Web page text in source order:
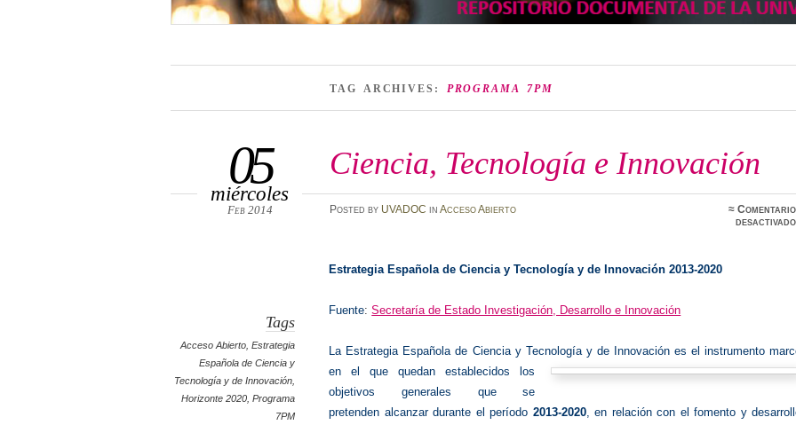
TAG ARCHIVES: PROGRAMA 7PM
Ciencia, Tecnología e Innovación
05
miércoles
Feb 2014 Posted by UVADOC in Acceso Abierto ≈
Tags
Acceso Abierto,Estrategia
Española de Ciencia y
Tecnología y de Innovación,
Horizonte 2020,Programa
7PM
Estrategia Española de Ciencia y Tecnología y de Innovación 2013-2020
Fuente:Secretaría de Estado Investigación, Desarrollo e Innovación
La Estrategia Española de Ciencia y Tecnología y de Innovación es el instrumento
en el que quedan establecidos los
objetivos generales que se
pretenden alcanzar durante el período 2013-2020, en relación con el fomento y